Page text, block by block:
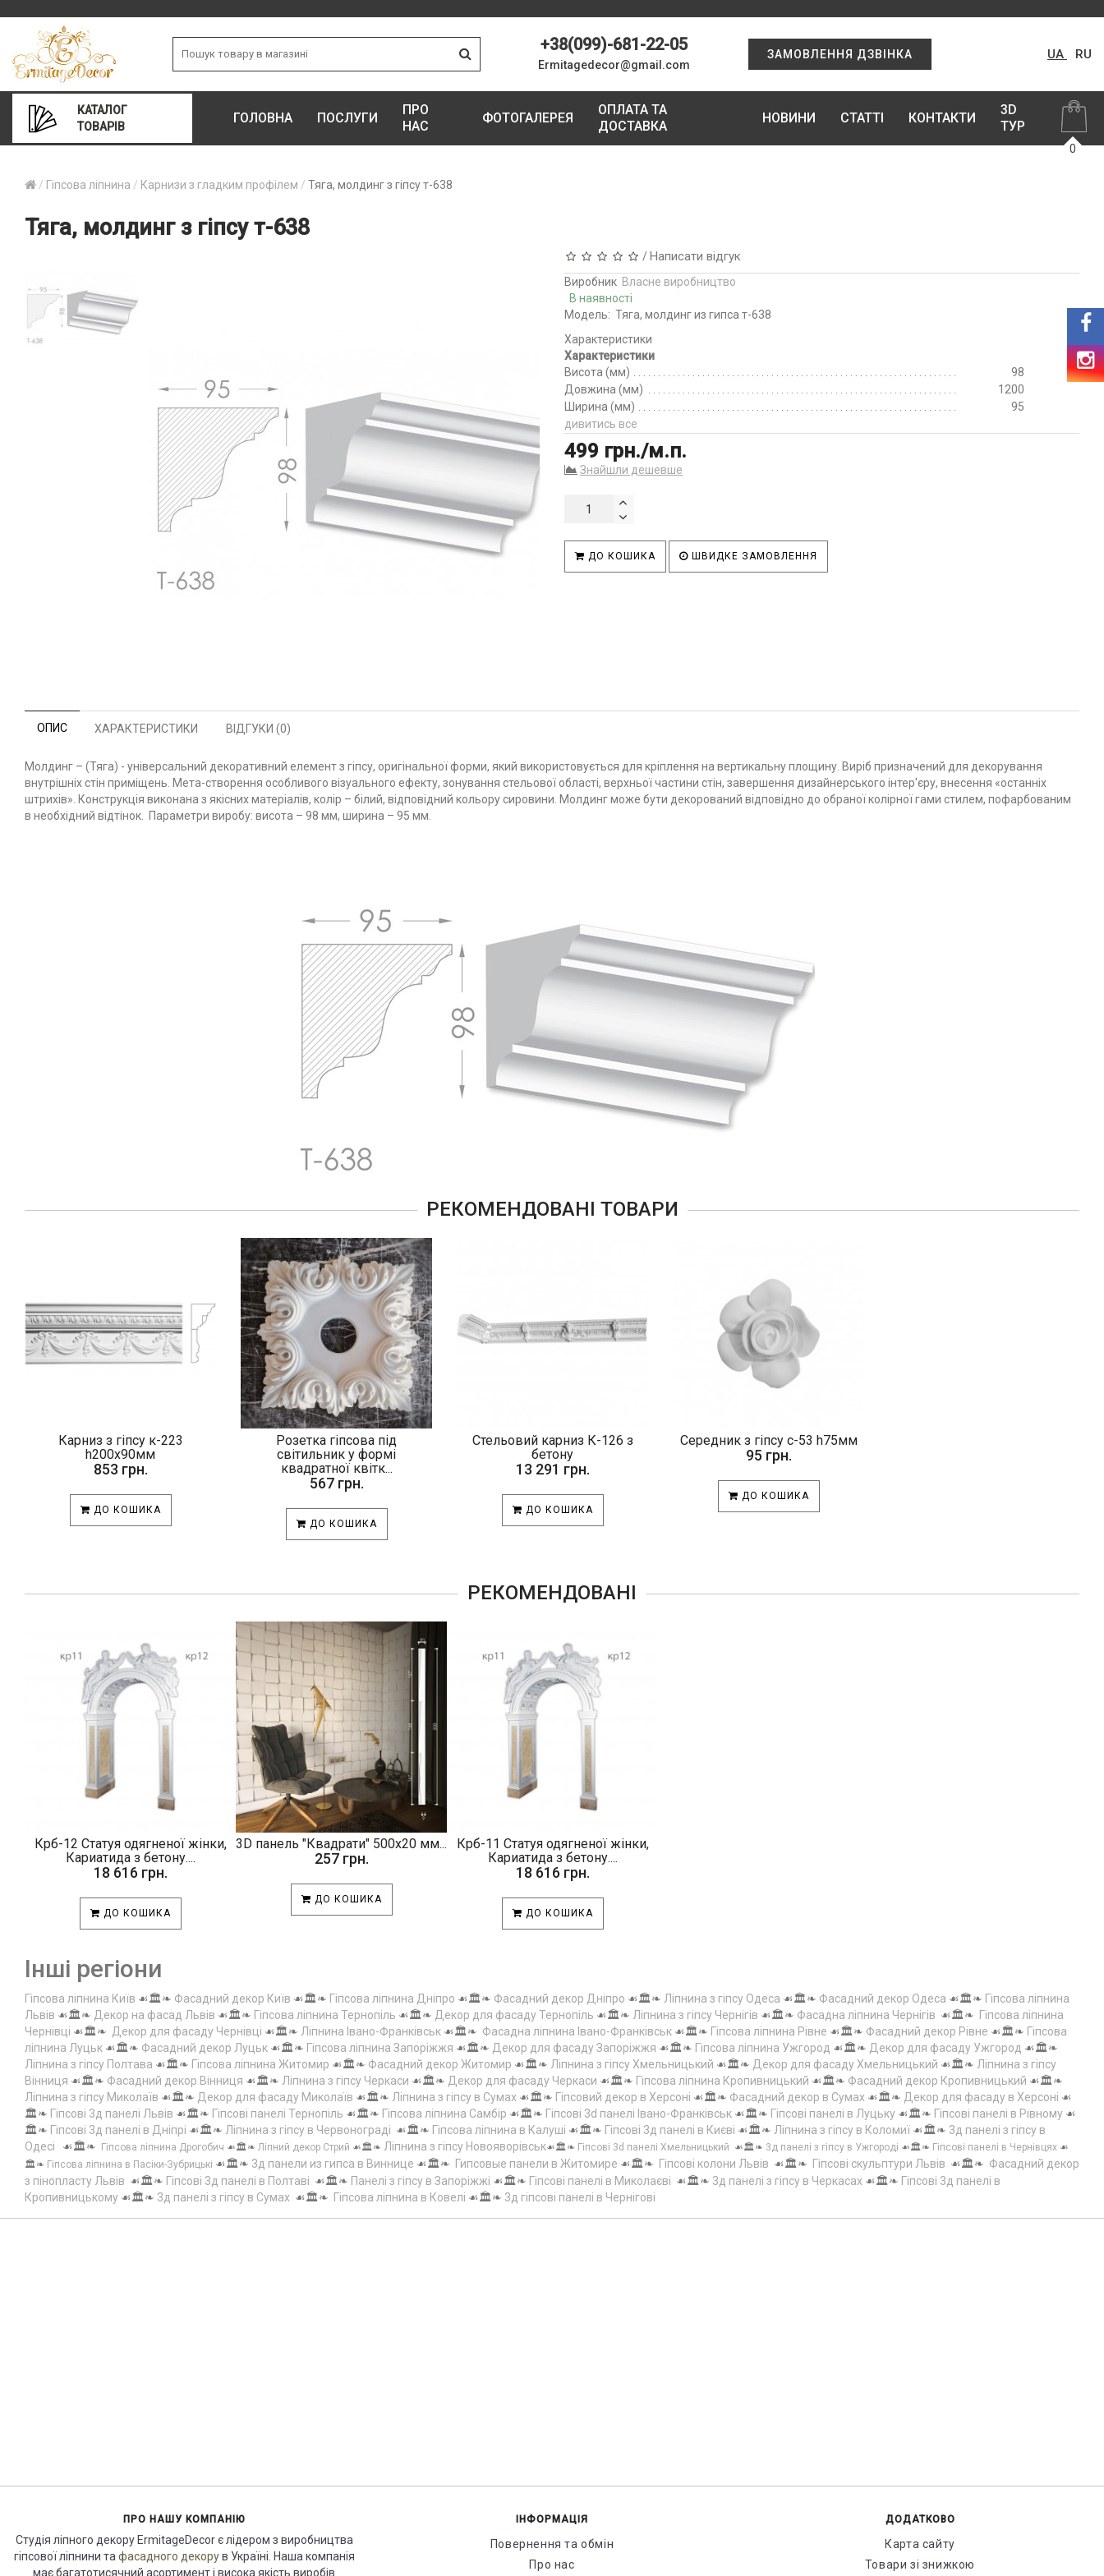
+38(099)-681-22-05
Ermitagedecor@gmail.com
ЗАМОВЛЕННЯ ДЗВІНКА UA RU
КАТАЛОГ
ТОВАРІВ
ГОЛОВНА ПОСЛУГИ
ПРО
НАС
ФОТОГАЛЕРЕЯ
ОПЛАТА ТА
ДОСТАВКА
НОВИНИ СТАТТІ КОНТАКТИ
3D
ТУР
0
Гіпсова ліпнина Карнизи з гладким профілем Тяга, молдинг з гіпсу т-638
Тяга, молдинг з гіпсу т-638
/Написати відгук
Виробник Власне виробництво
В наявності
Модель: Тяга, молдинг из гипса т-638
Характеристики
Характеристики
Висота (мм)
98
Довжина (мм)
1200
Ширина (мм)
95
дивитись все
499 грн./м.п.
Знайшли дешевше
ДО КОШИКА ШВИДКЕ ЗАМОВЛЕННЯ
ОПИС ХАРАКТЕРИСТИКИ ВІДГУКИ (0)
Молдинг – (Тяга) - універсальний декоративний елемент з гіпсу, оригінальної форми, який використовується для кріплення на вертикальну площину. Виріб призначений для декорування
внутрішніх стін приміщень. Мета-створення особливого візуального ефекту, зонування стельової області, верхньої частини стін, завершення дизайнерського інтер'єру, внесення «останніх
штрихів». Конструкція виконана з якісних матеріалів, колір – білий, відповідний кольору сировини. Молдинг може бути декорований відповідно до обраної колірної гами стилем, пофарбованим
в необхідний відтінок. Параметри виробу: висота – 98 мм, ширина – 95 мм.
РЕКОМЕНДОВАНІ ТОВАРИ
Карниз з гіпсу к-223
h200х90мм
853 грн.
ДО КОШИКА
Розетка гіпсова під
світильник у формі
квадратної квітк...
567 грн.
ДО КОШИКА
Стельовий карниз К-126 з
бетону
13 291 грн.
ДО КОШИКА
Середник з гіпсу с-53 h75мм
95 грн.
ДО КОШИКА
РЕКОМЕНДОВАНІ
Крб-12 Статуя одягненої жінки,
Кариатида з бетону....
18 616 грн.
ДО КОШИКА
3D панель "Квадрати" 500х20 мм...
257 грн.
ДО КОШИКА
Крб-11 Статуя одягненої жінки,
Кариатида з бетону....
18 616 грн.
ДО КОШИКА
Інші регіони
Гіпсова ліпнина Київ ☙🏛️❧ Фасадний декор Київ ☙🏛️❧ Гіпсова ліпнина Дніпро ☙🏛️❧ Фасадний декор Дніпро ☙🏛️❧ Ліпнина з гіпсу Одеса ☙🏛️❧ Фасадний декор Одеса ☙🏛️❧ Гіпсова ліпнина
Львів ☙🏛️❧ Декор на фасад Львів ☙🏛️❧ Гіпсова ліпнина Тернопіль ☙🏛️❧ Декор для фасаду Тернопіль ☙🏛️❧ Ліпнина з гіпсу Чернігів ☙🏛️❧ Фасадна ліпнина Чернігів ☙🏛️❧ Гіпсова ліпнина
Чернівці ☙🏛️❧ Декор для фасаду Чернівці ☙🏛️❧ Ліпнина Івано-Франківськ ☙🏛️❧ Фасадна ліпнина Івано-Франківськ ☙🏛️❧ Гіпсова ліпнина Рівне ☙🏛️❧ Фасадний декор Рівне ☙🏛️❧ Гіпсова
ліпнина Луцьк ☙🏛️❧ Фасадний декор Луцьк ☙🏛️❧ Гіпсова ліпнина Запоріжжя ☙🏛️❧ Декор для фасаду Запоріжжя ☙🏛️❧ Гіпсова ліпнина Ужгород ☙🏛️❧ Декор для фасаду Ужгород ☙🏛️❧
Ліпнина з гіпсу Полтава ☙🏛️❧ Гіпсова ліпнина Житомир ☙🏛️❧ Фасадний декор Житомир ☙🏛️❧ Ліпнина з гіпсу Хмельницький ☙🏛️❧ Декор для фасаду Хмельницький ☙🏛️❧ Ліпнина з гіпсу
Вінниця ☙🏛️❧ Фасадний декор Вінниця ☙🏛️❧ Ліпнина з гіпсу Черкаси ☙🏛️❧ Декор для фасаду Черкаси ☙🏛️❧ Гіпсова ліпнина Кропивницький ☙🏛️❧ Фасадний декор Кропивницький ☙🏛️❧
Ліпнина з гіпсу Миколаїв ☙🏛️❧ Декор для фасаду Миколаїв ☙🏛️❧ Ліпнина з гіпсу в Сумах ☙🏛️❧ Гіпсовий декор в Херсоні ☙🏛️❧ Фасадний декор в Сумах ☙🏛️❧ Декор для фасаду в Херсоні ☙
🏛️❧ Гіпсові 3д панелі Львів ☙🏛️❧ Гіпсові панелі Тернопіль ☙🏛️❧ Гіпсова ліпнина Самбір ☙🏛️❧ Гіпсові 3d панелі Івано-Франківськ ☙🏛️❧ Гіпсові панелі в Луцьку ☙🏛️❧ Гіпсові панелі в Рівному ☙
🏛️❧ Гіпсові 3д панелі в Дніпрі ☙🏛️❧ Ліпнина з гіпсу в Червонограді ☙🏛️❧ Гіпсова ліпнина в Калуші ☙🏛️❧ Гіпсові 3д панелі в Києві ☙🏛️❧ Ліпнина з гіпсу в Коломиї ☙🏛️❧ 3д панелі з гіпсу в
Одесі ☙🏛️❧ Гіпсова ліпнина Дрогобич ☙🏛️❧ Ліпний декор Стрий ☙🏛️❧ Ліпнина з гіпсу Новояворівськ☙🏛️❧ Гіпсові 3d панелі Хмельницький ☙🏛️❧ 3д панелі з гіпсу в Ужгороді ☙🏛️❧ Гіпсові панелі в Чернівцях ☙
🏛️❧ Гіпсова ліпнина в Пасіки-Зубрицькі ☙🏛️❧ 3д панели из гипса в Виннице ☙🏛️❧ Гипсовые панели в Житомире ☙🏛️❧ Гіпсові колони Львів ☙🏛️❧ Гіпсові скульптури Львів ☙🏛️❧ Фасадний декор
з пінопласту Львів ☙🏛️❧ Гіпсові 3д панелі в Полтаві ☙🏛️❧ Панелі з гіпсу в Запоріжжі ☙🏛️❧ Гіпсові панелі в Миколаєві ☙🏛️❧ 3д панелі з гіпсу в Черкасах ☙🏛️❧ Гіпсові 3д панелі в
Кропивницькому ☙🏛️❧ 3д панелі з гіпсу в Сумах ☙🏛️❧ Гіпсова ліпнина в Ковелі ☙🏛️❧ 3д гіпсові панелі в Чернігові
ПРО НАШУ КОМПАНІЮ
Студія ліпного декору ErmitageDecor є лідером з виробництва
гіпсової ліпнини та фасадного декорув Україні. Наша компанія
має багатотисячний асортимент і висока якість виробів
ІНФОРМАЦІЯ
Повернення та обмін
Про нас
ДОДАТКОВО
Карта сайту
Товари зі знижкою